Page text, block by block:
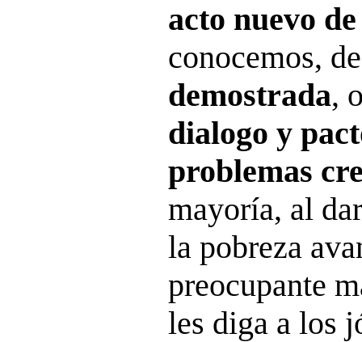
acto nuevo
conocemos,
demostrada,
dialogo y
problemas
mayoría, al
la pobreza
preocupante
les diga a los